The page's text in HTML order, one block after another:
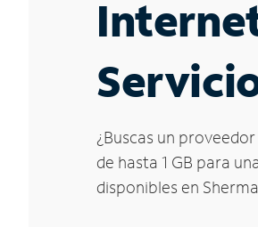
¿Buscas un
de hasta 1 GB para
disponibles en